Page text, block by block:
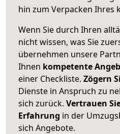
hin zum Verpacken Ihres
Wenn Sie durch Ihren
nicht wissen, was Sie
übernehmen unsere
Ihnen kompetente
einer Checkliste. Zögern
Dienste in Anspruch zu
sich zurück. Vertrauen
Erfahrung in der
sich Angebote.